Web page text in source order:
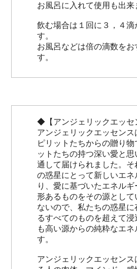
お風呂に入れて使用も出来
飲む場合は１回に３，４滴
す。
お風呂などは倍の滴数をお
す。
◆【アンジェリックエッセ
アンジェリックエッセンス
ピリットたちからの贈り物
ットたちの持つ深い愛と思
通して届けられました。そ
の惑星にとって新しいエネ
り、愛に基づいたエネル
形あるものをその源として
ないので、私たちの惑星に
るすべてのものを超えて
も高い源からの純粋なエ
す。
アンジェリックエッセンス